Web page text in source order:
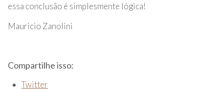
essa conclusão é simplesmente lógica!
Mauricio Zanolini
Compartilhe isso:
Twitter